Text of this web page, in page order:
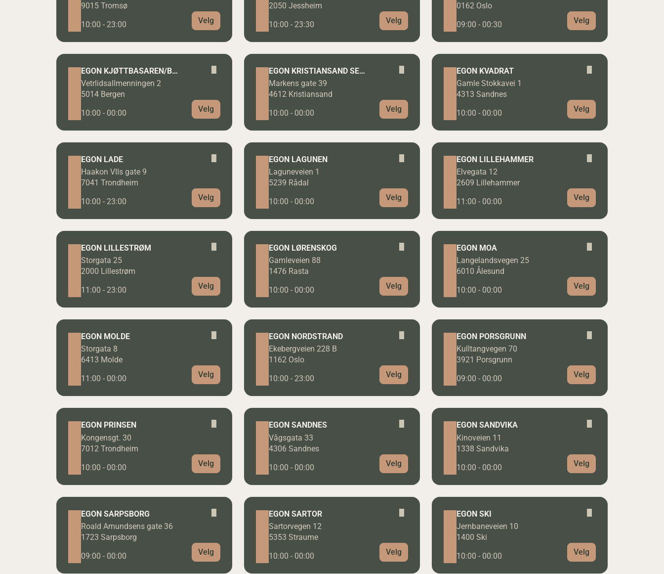
9015 Tromsø
10:00 - 23:00
Velg
2050 Jessheim
10:00 - 23:30
Velg
0162 Oslo
09:00 - 00:30
Velg
EGON KJØTTBASAREN/BRYGGEN
Vetrlidsallmenningen 2
5014 Bergen
10:00 - 00:00
Velg
EGON KRISTIANSAND SENTRUM
Markens gate 39
4612 Kristiansand
10:00 - 00:00
Velg
EGON KVADRAT
Gamle Stokkavei 1
4313 Sandnes
10:00 - 00:00
Velg
EGON LADE
Haakon VIIs gate 9
7041 Trondheim
10:00 - 23:00
Velg
EGON LAGUNEN
Laguneveien 1
5239 Rådal
10:00 - 00:00
Velg
EGON LILLEHAMMER
Elvegata 12
2609 Lillehammer
11:00 - 00:00
Velg
EGON LILLESTRØM
Storgata 25
2000 Lillestrøm
11:00 - 23:00
Velg
EGON LØRENSKOG
Gamleveien 88
1476 Rasta
10:00 - 00:00
Velg
EGON MOA
Langelandsvegen 25
6010 Ålesund
10:00 - 00:00
Velg
EGON MOLDE
Storgata 8
6413 Molde
11:00 - 00:00
Velg
EGON NORDSTRAND
Ekebergveien 228 B
1162 Oslo
10:00 - 23:00
Velg
EGON PORSGRUNN
Kulltangvegen 70
3921 Porsgrunn
09:00 - 00:00
Velg
EGON PRINSEN
Kongensgt. 30
7012 Trondheim
10:00 - 00:00
Velg
EGON SANDNES
Vågsgata 33
4306 Sandnes
10:00 - 00:00
Velg
EGON SANDVIKA
Kinoveien 11
1338 Sandvika
10:00 - 00:00
Velg
EGON SARPSBORG
Roald Amundsens gate 36
1723 Sarpsborg
09:00 - 00:00
Velg
EGON SARTOR
Sartorvegen 12
5353 Straume
10:00 - 00:00
Velg
EGON SKI
Jernbaneveien 10
1400 Ski
10:00 - 00:00
Velg